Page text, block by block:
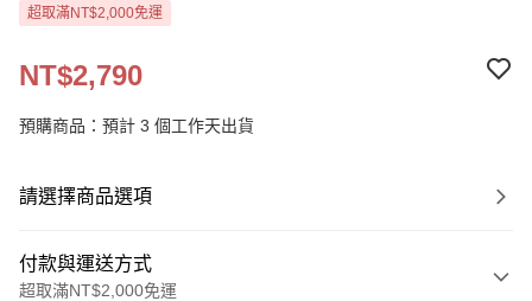
超取滿NT$2,000免運
NT$2,790
預購商品：預計 3 個工作天出貨
請選擇商品選項
付款與運送方式
超取滿NT$2,000免運